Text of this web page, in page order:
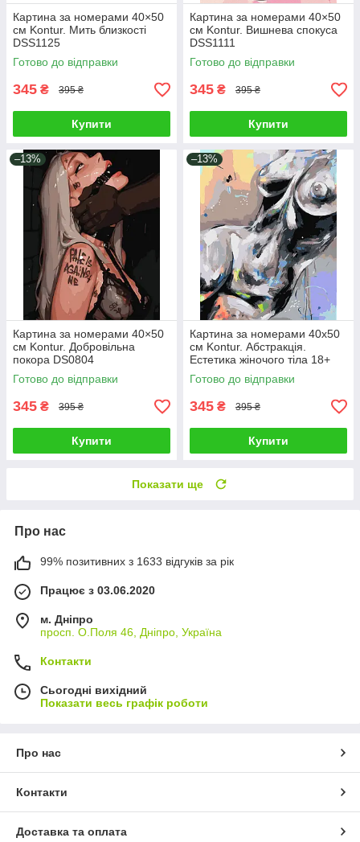
Картина за номерами 40×50
см Kontur. Мить близкості
DSS1125
Готово до відправки
345 ₴ 395 ₴
Купити
Картина за номерами 40×50
см Kontur. Вишнева спокуса
DSS1111
Готово до відправки
345 ₴ 395 ₴
Купити
–13%
Картина за номерами 40×50
см Kontur. Добровільна
покора DS0804
Готово до відправки
345 ₴ 395 ₴
Купити
–13%
Картина за номерами 40х50
см Kontur. Абстракція.
Естетика жіночого тіла 18+
DS0680
Готово до відправки
345 ₴ 395 ₴
Купити
Показати ще
Про нас
99% позитивних з 1633 відгуків за рік
Працює з 03.06.2020
м. Дніпро
просп. О.Поля 46, Дніпро, Україна
Контакти
Сьогодні вихідний
Показати весь графік роботи
Про нас
Контакти
Доставка та оплата